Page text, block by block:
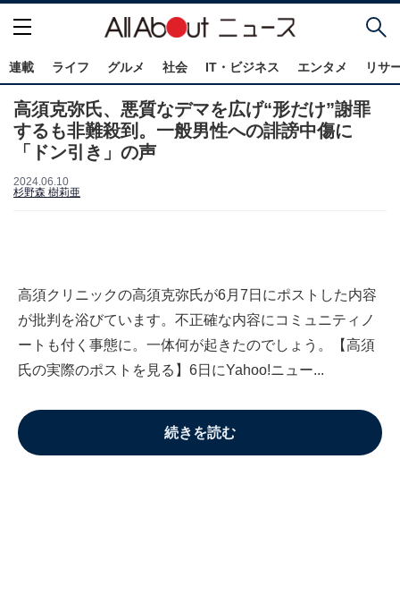
連載 ライフ グルメ 社会 IT・ビジネス エンタメ リサ
高須克弥氏、悪質なデマを広げ“形だけ”謝罪
するも非難殺到。一般男性への誹謗中傷に
「ドン引き」の声
2024.06.10
杉野森 樹莉亜
高須クリニックの高須克弥氏が6月7日にポストした内容
が批判を浴びています。不正確な内容にコミュニティノ
ートも付く事態に。一体何が起きたのでしょう。【高須
氏の実際のポストを見る】6日にYahoo!ニュー...
続きを読む